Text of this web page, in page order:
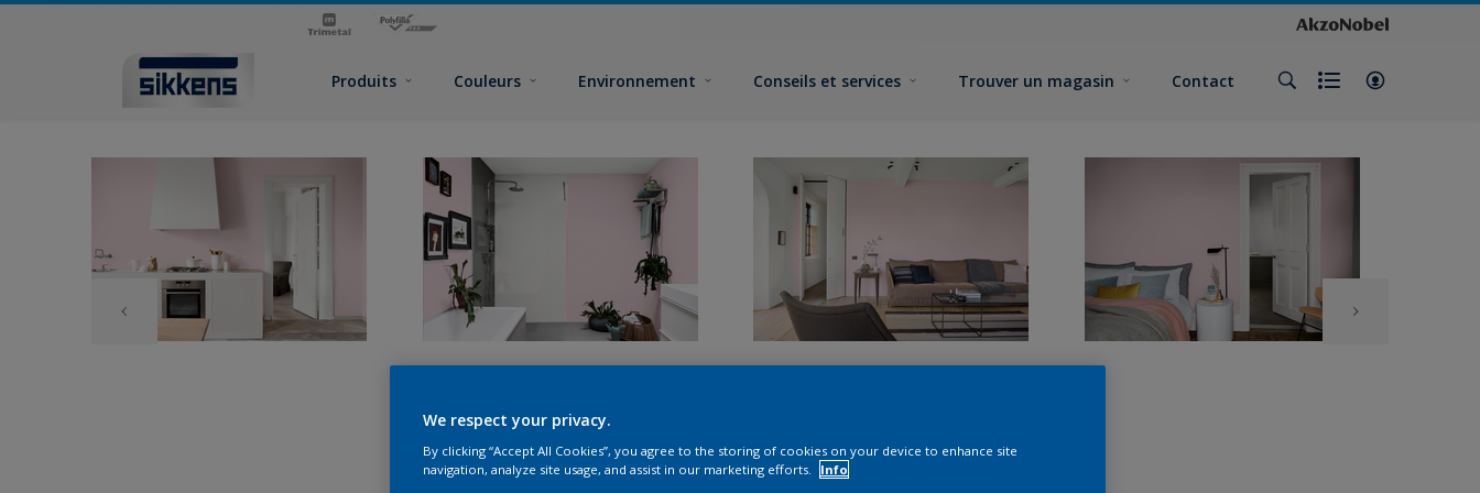
Produits Couleurs Environnement Conseils et services Trouver un magasin Contact
We respect your privacy.
By clicking “Accept All Cookies”, you agree to the storing of cookies on your device to enhance site
navigation, analyze site usage, and assist in our marketing efforts.
Info